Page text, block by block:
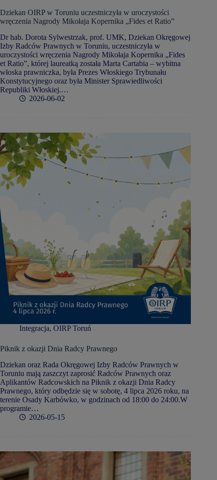
Dziekan OIRP w Toruniu uczestniczyła w uroczystości
wręczenia Nagrody Mikołaja Kopernika „Fides et Ratio”
Dr hab. Dorota Sylwestrzak, prof. UMK, Dziekan Okręgowej
Izby Radców Prawnych w Toruniu, uczestniczyła w
uroczystości wręczenia Nagrody Mikołaja Kopernika „Fides
et Ratio”, której laureatką została Marta Cartabia – wybitna
włoska prawniczka, była Prezes Włoskiego Trybunału
Konstytucyjnego oraz była Minister Sprawiedliwości
Republiki Włoskiej.…
2026-06-02
Integracja, OIRP Toruń
Piknik z okazji Dnia Radcy Prawnego
Dziekan oraz Rada Okręgowej Izby Radców Prawnych w
Toruniu mają zaszczyt zaprosić Radców Prawnych oraz
Aplikantów Radcowskich na Piknik z okazji Dnia Radcy
Prawnego, który odbędzie się w sobotę, 4 lipca 2026 roku, na
terenie Osady Karbówko, w godzinach od 18:00 do 24:00.W
programie…
2026-05-15